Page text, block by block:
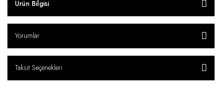
Ürün Bilgisi
Yorumlar
Taksit Seçenekleri